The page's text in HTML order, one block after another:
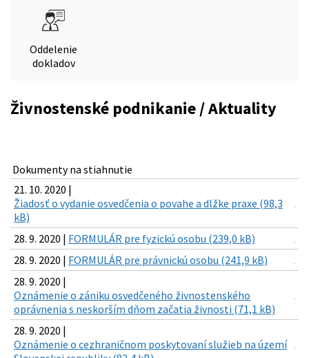
Oddelenie
dokladov
Živnostenské podnikanie / Aktuality
Dokumenty na stiahnutie
21. 10. 2020 |
Žiadosť o vydanie osvedčenia o povahe a dlžke praxe (98,3
kB)
28. 9. 2020 | FORMULÁR pre fyzickú osobu (239,0 kB)
28. 9. 2020 | FORMULÁR pre právnickú osobu (241,9 kB)
28. 9. 2020 |
Oznámenie o zániku osvedčeného živnostenského
oprávnenia s neskorším dňom začatia živnosti (71,1 kB)
28. 9. 2020 |
Oznámenie o cezhraničnom poskytovaní služieb na území